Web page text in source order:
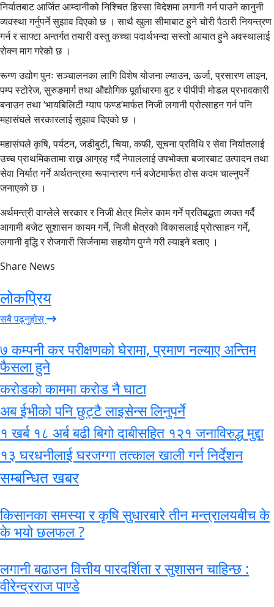
निर्यातबाट आर्जित आम्दानीको निश्चित हिस्सा विदेशमा लगानी गर्न पाउने कानुनी
व्यवस्था गर्नुपर्ने सुझाव दिएको छ । साथै खुला सीमाबाट हुने चोरी पैठारी नियन्त्रण
गर्न र साफ्टा अन्तर्गत तयारी वस्तु कच्चा पदार्थभन्दा सस्तो आयात हुने अवस्थालाई
रोक्न माग गरेको छ ।
रूग्ण उद्योग पुनः सञ्चालनका लागि विशेष योजना ल्याउन, ऊर्जा, प्रसारण लाइन,
पम्प स्टोरेज, सुरुङमार्ग तथा औद्योगिक पूर्वाधारमा बुट र पीपीपी मोडल प्रभावकारी
बनाउन तथा ‘भायबिलिटी ग्याप फण्ड’मार्फत निजी लगानी प्रोत्साहन गर्न पनि
महासंघले सरकारलाई सुझाव दिएको छ ।
महासंघले कृषि, पर्यटन, जडीबुटी, चिया, कफी, सूचना प्रविधि र सेवा निर्यातलाई
उच्च प्राथमिकतामा राख्न आग्रह गर्दै नेपाललाई उपभोक्ता बजारबाट उत्पादन तथा
सेवा निर्यात गर्ने अर्थतन्त्रमा रूपान्तरण गर्न बजेटमार्फत ठोस कदम चाल्नुपर्ने
जनाएको छ ।
अर्थमन्त्री वाग्लेले सरकार र निजी क्षेत्र मिलेर काम गर्ने प्रतिबद्धता व्यक्त गर्दै
आगामी बजेट सुशासन कायम गर्ने, निजी क्षेत्रको विकासलाई प्रोत्साहन गर्ने,
लगानी वृद्धि र रोजगारी सिर्जनामा सहयोग पुग्ने गरी ल्याइने बताए ।
Share News
लोकप्रिय
सबै पढ्नुहोस्
७ कम्पनी कर परीक्षणको घेरामा, प्रमाण नल्याए अन्तिम
फैसला हुने
करोडको काममा करोड नै घाटा
अब ईभीको पनि छुट्टै लाइसेन्स लिनुपर्ने
१ खर्ब १८ अर्ब बढी बिगो दाबीसहित १२१ जनाविरुद्ध मुद्दा
१३ घरधनीलाई घरजग्गा तत्काल खाली गर्न निर्देशन
सम्बन्धित खबर
किसानका समस्या र कृषि सुधारबारे तीन मन्त्रालयबीच के
के भयो छलफल ?
लगानी बढाउन वित्तीय पारदर्शिता र सुशासन चाहिन्छ :
वीरेन्द्रराज पाण्डे